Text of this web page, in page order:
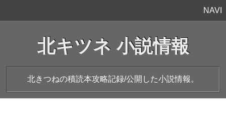
NAVI
北キツネ 小説情報
北きつねの積読本攻略記録/公開した小説情報。